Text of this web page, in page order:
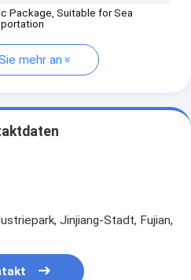
Package, Suitable for Sea
mehr an
Jinjiang-Stadt, Fujian,